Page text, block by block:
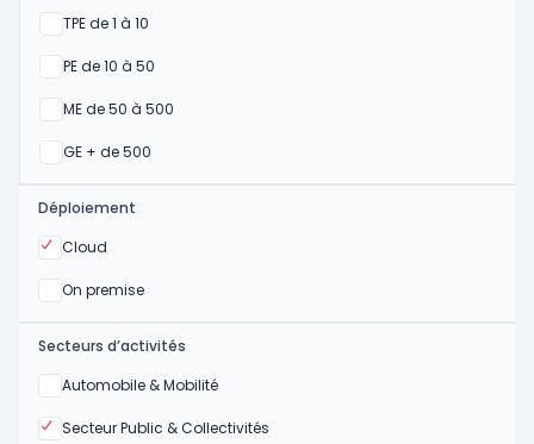
TPE de 1 à 10
Oui
PE de 10 à 50
Oui
ME de 50 à 500
Oui
GE + de 500
Oui
Déploiement
Cloud
Oui
On premise
Oui
Secteurs d’activités
Automobile & Mobilité
Oui
Secteur Public & Collectivités
Oui